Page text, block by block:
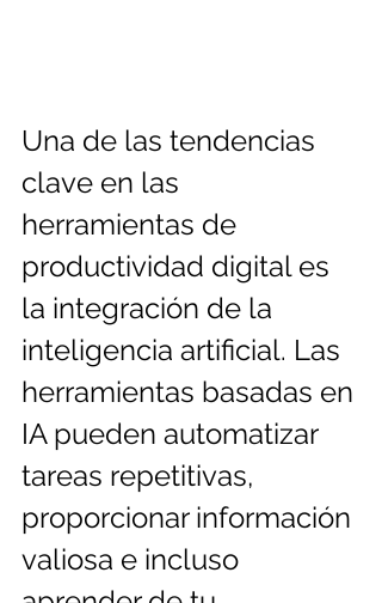
Una de las tendencias
clave en las
herramientas de
productividad digital es
la integración de la
inteligencia artificial. Las
herramientas basadas en
IA pueden automatizar
tareas repetitivas,
proporcionar información
valiosa e incluso